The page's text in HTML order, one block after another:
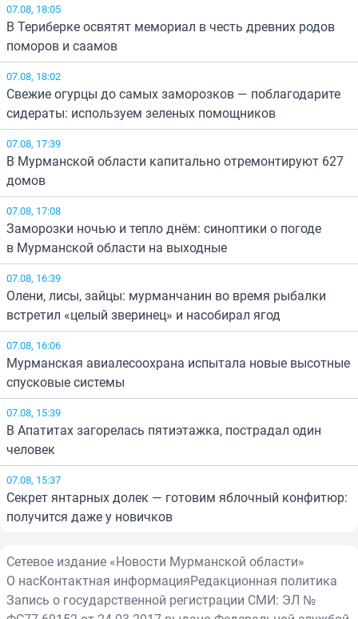
07.08, 18:05
В Териберке освятят мемориал в честь древних родов
поморов и саамов
07.08, 18:02
Свежие огурцы до самых заморозков — поблагодарите
сидераты: используем зеленых помощников
07.08, 17:39
В Мурманской области капитально отремонтируют 627
домов
07.08, 17:08
Заморозки ночью и тепло днём: синоптики о погоде
в Мурманской области на выходные
07.08, 16:39
Олени, лисы, зайцы: мурманчанин во время рыбалки
встретил «целый зверинец» и насобирал ягод
07.08, 16:06
Мурманская авиалесоохрана испытала новые высотные
спусковые системы
07.08, 15:39
В Апатитах загорелась пятиэтажка, пострадал один
человек
07.08, 15:37
Секрет янтарных долек — готовим яблочный конфитюр:
получится даже у новичков
Сетевое издание «Новости Мурманской области»
О насКонтактная информацияРедакционная политика
Запись о государственной регистрации СМИ: ЭЛ №